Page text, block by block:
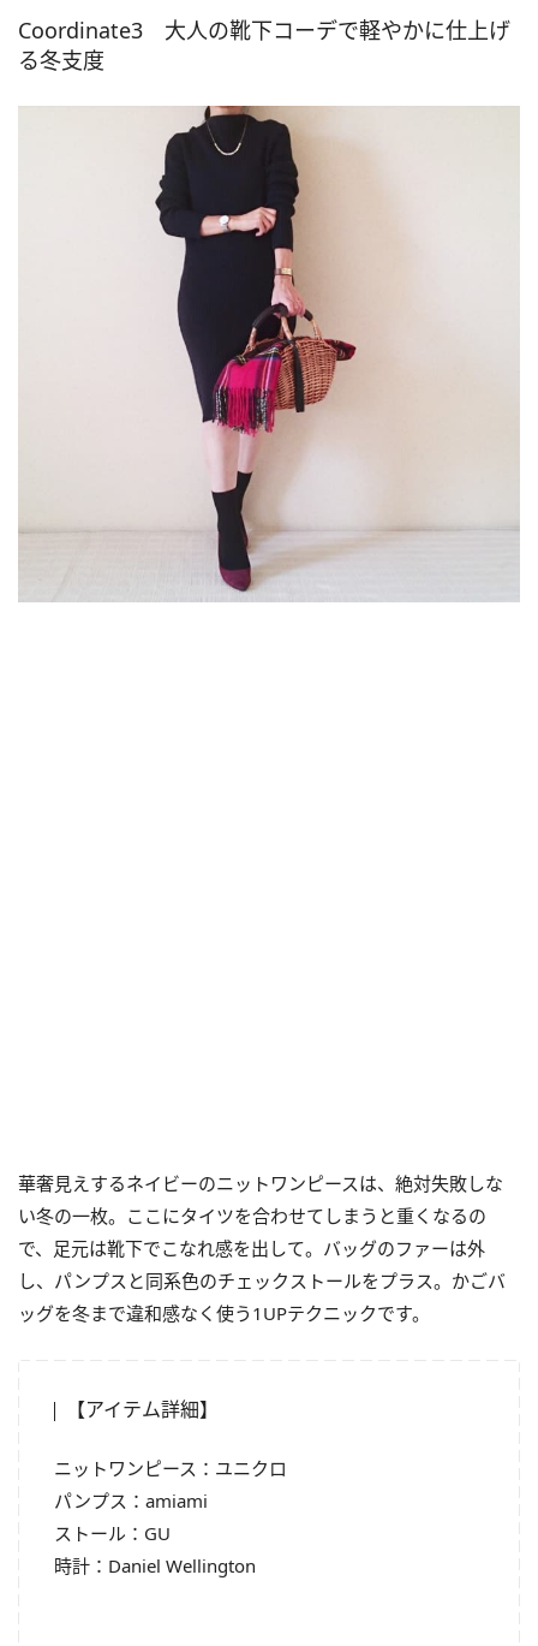
Coordinate3 大人の靴下コーデで軽やかに仕上げ
る冬支度
華奢見えするネイビーのニットワンピースは、絶対失敗しな
い冬の一枚。ここにタイツを合わせてしまうと重くなるの
で、足元は靴下でこなれ感を出して。バッグのファーは外
し、パンプスと同系色のチェックストールをプラス。かごバ
ッグを冬まで違和感なく使う1UPテクニックです。
【アイテム詳細】
ニットワンピース：ユニクロ
パンプス：amiami
ストール：GU
時計：Daniel Wellington